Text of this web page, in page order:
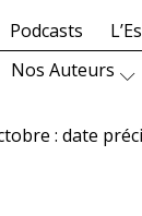
Podcasts
Nos Auteurs
: date